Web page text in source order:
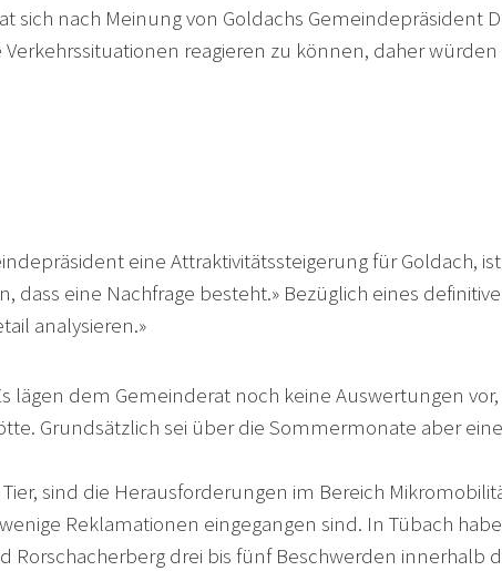
sich nach Meinung von Goldachs Gemeindepräsident
reagieren zu können, daher
eine Attraktivitätssteigerung für Goldach,
eine Nachfrage besteht.» Bezüglich eines
analysieren.»
lägen dem Gemeinderat noch keine Auswertungen
Grundsätzlich sei über die Sommermonate aber
sind die Herausforderungen im Bereich
Reklamationen eingegangen sind. In Tübach
Rorschacherberg drei bis fünf Beschwerden innerhalb